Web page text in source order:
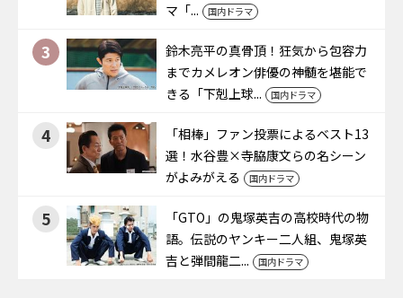
マ「...
国内ドラマ
3
鈴木亮平の真骨頂！狂気から包容力
までカメレオン俳優の神髄を堪能で
きる「下剋上球...
国内ドラマ
4
「相棒」ファン投票によるベスト13
選！水谷豊×寺脇康文らの名シーン
がよみがえる
国内ドラマ
5
「GTO」の鬼塚英吉の高校時代の物
語。伝説のヤンキー二人組、鬼塚英
吉と弾間龍二...
国内ドラマ